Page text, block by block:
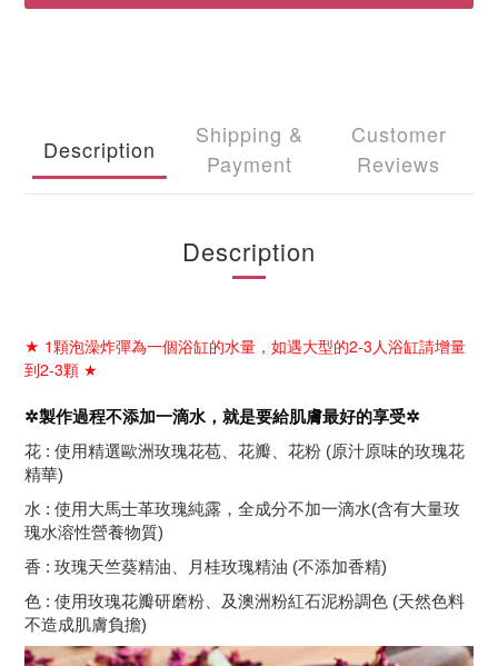
Description
Shipping &
Payment
Customer
Reviews
Description
★ 1顆泡澡炸彈為一個浴缸的水量，如遇大型的2-3人浴缸請增量
到2-3顆 ★
✲製作過程不添加一滴水，就是要給肌膚最好的享受✲
花 : 使用精選歐洲玫瑰花苞、花瓣、花粉 (原汁原味的玫瑰花
精華)
水 : 使用大馬士革玫瑰純露，全成分不加一滴水(含有大量玫
瑰水溶性營養物質)
香 : 玫瑰天竺葵精油、月桂玫瑰精油 (不添加香精)
色 : 使用玫瑰花瓣研磨粉、及澳洲粉紅石泥粉調色 (天然色料
不造成肌膚負擔)